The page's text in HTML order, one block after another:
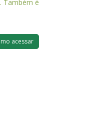
Também é
acessar